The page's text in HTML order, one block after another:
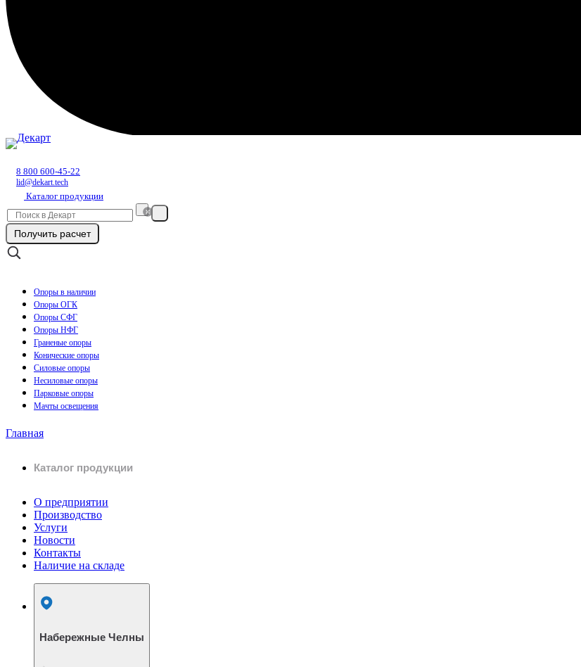
8 800 600-45-22
lid@dekart.tech
Каталог продукции
Получить расчет
Опоры в наличии
Опоры ОГК
Опоры СФГ
Опоры НФГ
Граненые опоры
Конические опоры
Силовые опоры
Несиловые опоры
Парковые опоры
Мачты освещения
Главная
Каталог продукции
О предприятии
Производство
Услуги
Новости
Контакты
Наличие на складе
Набережные Челны